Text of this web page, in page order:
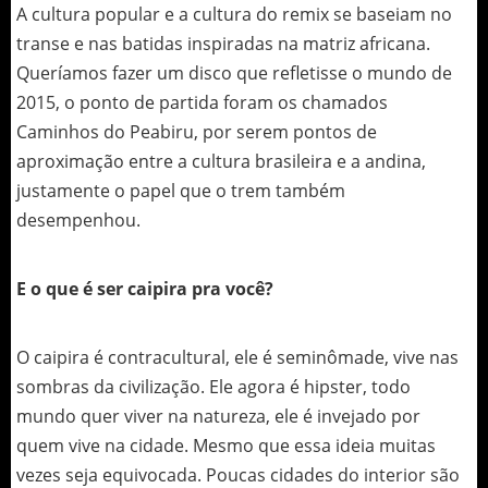
A cultura popular e a cultura do remix se baseiam no
transe e nas batidas inspiradas na matriz africana.
Queríamos fazer um disco que refletisse o mundo de
2015, o ponto de partida foram os chamados
Caminhos do Peabiru, por serem pontos de
aproximação entre a cultura brasileira e a andina,
justamente o papel que o trem também
desempenhou.
E o que é ser caipira pra você?
O caipira é contracultural, ele é seminômade, vive nas
sombras da civilização. Ele agora é hipster, todo
mundo quer viver na natureza, ele é invejado por
quem vive na cidade. Mesmo que essa ideia muitas
vezes seja equivocada. Poucas cidades do interior são